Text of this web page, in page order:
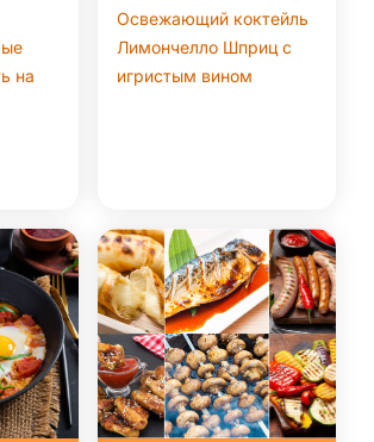
на
Освежающий коктейль
Лимончелло Шприц с
игристым вином